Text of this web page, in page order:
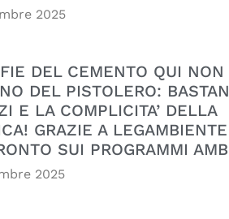
2025
DEL CEMENTO QUI
DEL PISTOLERO:
E LA COMPLICITA’ DELLA
GRAZIE A
SUI PROGRAMMI
2025